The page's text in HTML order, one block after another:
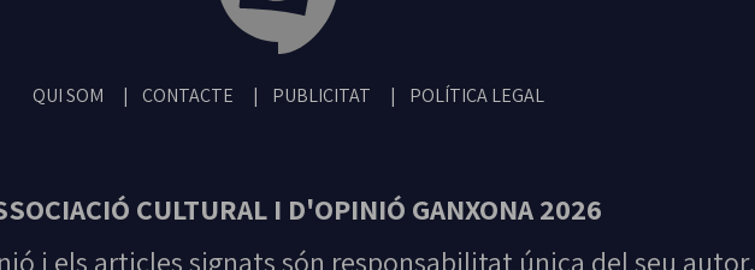
QUI SOM CONTACTE PUBLICITAT POLÍTICA LEGAL
CULTURAL I D'OPINIÓ GANXONA 2026
i els articles signats són responsabilitat única del seu autor.